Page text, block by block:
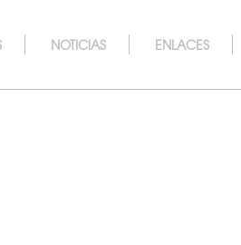
NOTICIAS ENLACES